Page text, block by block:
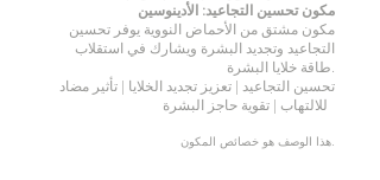
مكون تحسين التجاعيد: الأدينوسين
مكون مشتق من الأحماض النووية يوفر تحسين
التجاعيد وتجديد البشرة ويشارك في استقلاب
طاقة خلايا البشرة.
تحسين التجاعيد | تعزيز تجديد الخلايا | تأثير مضاد
​هذا الوصف هو خصائص المكون.